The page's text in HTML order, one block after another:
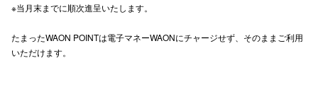
※当月末までに順次進呈いたします。
たまったWAON POINTは電子マネーWAONにチャージせず、そのままご利用
いただけます。